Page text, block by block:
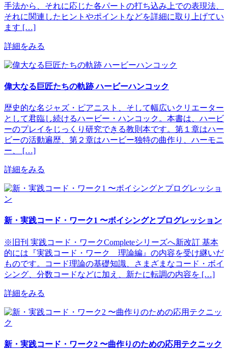
手法から、それに応じた各パートの打ち込み上での表現法、
それに関連したヒントやポイントなどを詳細に取り上げてい
ます […]
詳細をみる
偉大なる巨匠たちの軌跡 ハービーハンコック
歴史的な名ジャズ・ピアニスト、そして幅広いクリエーター
として君臨し続けるハービー・ハンコック。本書は、ハービ
ーのプレイをじっくり研究できる教則本です。第１章はハー
ビーの活動遍歴、第２章はハービー独特の曲作り、ハーモニ
ー、 […]
詳細をみる
新・実践コード・ワーク1 〜ボイシングとプログレッション
※旧刊 実践コード・ワークCompleteシリーズへ新改訂 基本
的には『実践コード・ワーク 理論編』の内容を受け継いだ
ものです。コード理論の基礎知識、さまざまなコード・ボイ
シング、分数コードなどに加え、新たに転調の内容を […]
詳細をみる
新・実践コード・ワーク2 〜曲作りのための応用テクニック